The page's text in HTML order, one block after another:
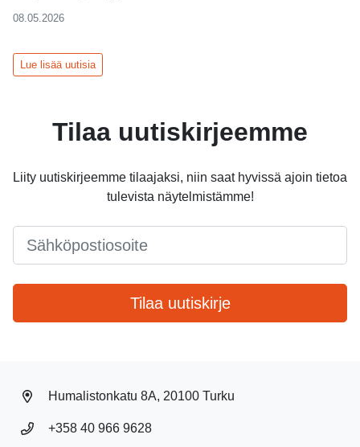
08.05.2026
Lue lisää uutisia
Tilaa uutiskirjeemme
Liity uutiskirjeemme tilaajaksi, niin saat hyvissä ajoin tietoa
tulevista näytelmistämme!
Tilaa uutiskirje
Humalistonkatu 8A, 20100 Turku
+358 40 966 9628